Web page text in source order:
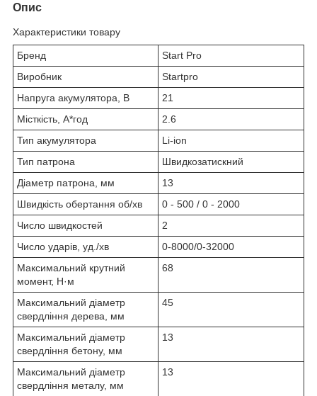
Опис
Характеристики товару
Бренд
Start Pro
Виробник
Startpro
Напруга акумулятора, В
21
Місткість, А*год
2.6
Тип акумулятора
Li-ion
Тип патрона
Швидкозатискний
Діаметр патрона, мм
13
Швидкість обертання об/хв
0 - 500 / 0 - 2000
Число швидкостей
2
Число ударів, уд./хв
0-8000/0-32000
Максимальний крутний
момент, Н·м
68
Максимальний діаметр
свердління дерева, мм
45
Максимальний діаметр
свердління бетону, мм
13
Максимальний діаметр
свердління металу, мм
13